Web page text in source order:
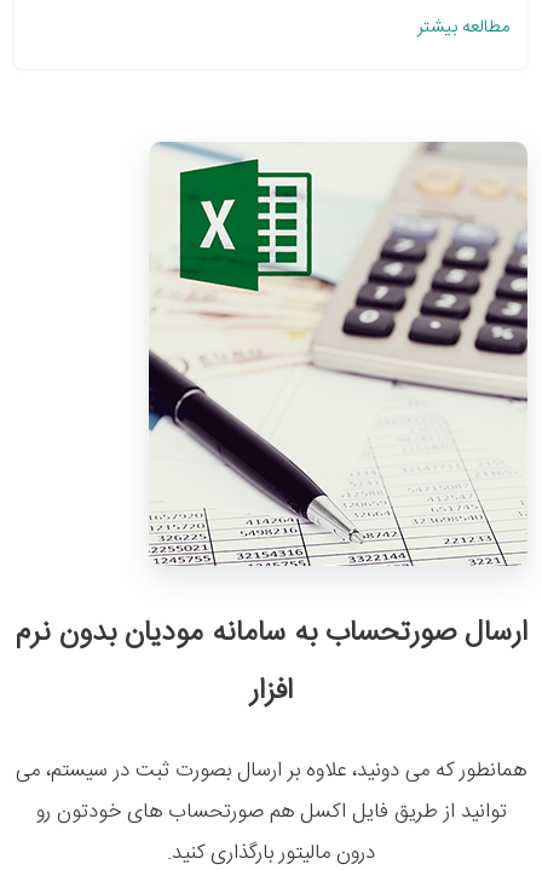
مطالعه بیشتر
ارسال صورتحساب به سامانه مودیان بدون نرم
افزار
همانطور که می دونید، علاوه بر ارسال بصورت ثبت در سیستم، می
توانید از طریق فایل اکسل هم صورتحساب های خودتون رو
درون مالیتور بارگذاری کنید.